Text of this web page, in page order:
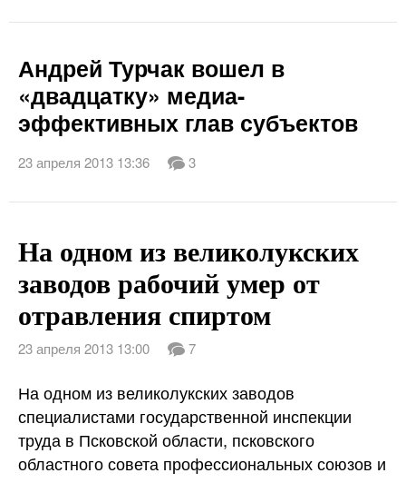
Андрей Турчак вошел в
«двадцатку» медиа-
эффективных глав субъектов
23 апреля 2013 13:36 3
На одном из великолукских
заводов рабочий умер от
отравления спиртом
23 апреля 2013 13:00 7
На одном из великолукских заводов
специалистами государственной инспекции
труда в Псковской области, псковского
областного совета профессиональных союзов и